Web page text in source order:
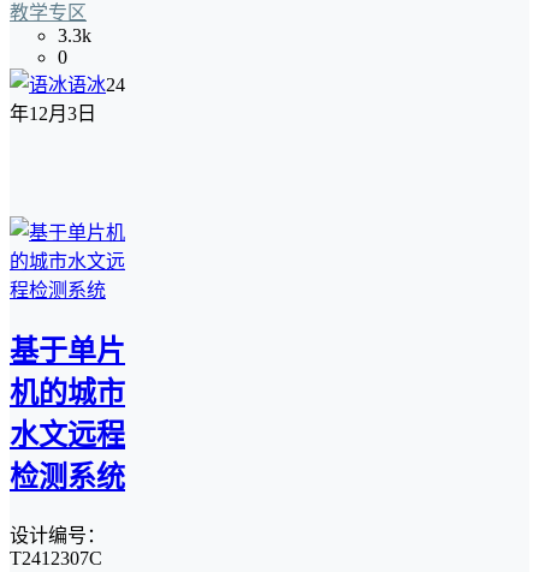
教学专区
3.3k
0
语冰24
年12月3日
基于单片
机的城市
水文远程
检测系统
设计编号：
T2412307C